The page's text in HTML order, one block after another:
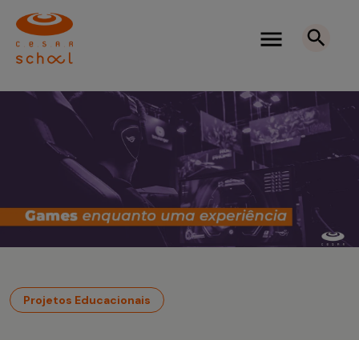
Projetos Educacionais